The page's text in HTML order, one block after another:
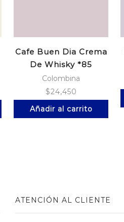
Cafe Buen Dia Crema
De Whisky *85
Colombina
$24,450
Añadir al carrito
ATENCIÓN AL CLIENTE